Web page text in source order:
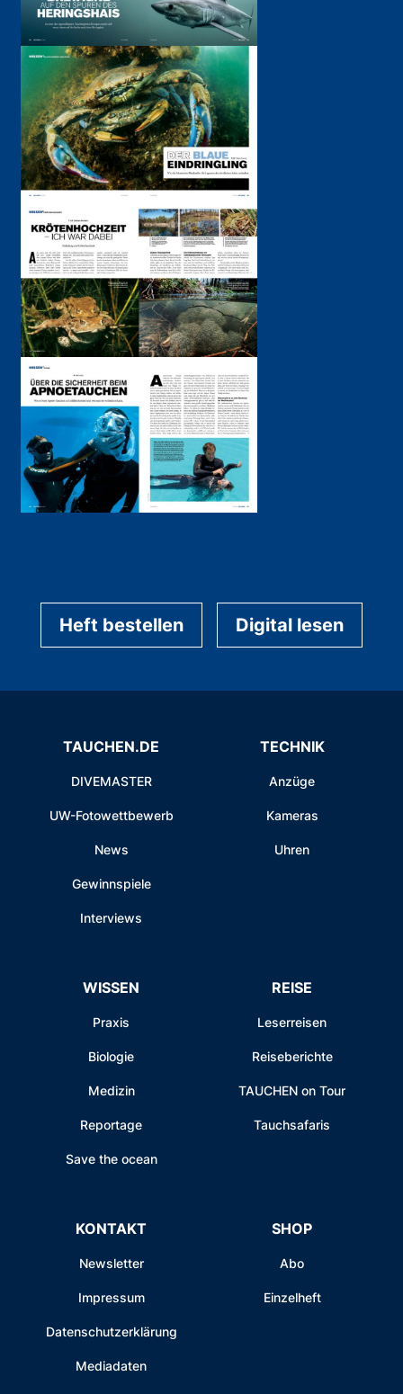
Heft bestellen Digital lesen
TAUCHEN.DE
DIVEMASTER
UW-Fotowettbewerb
News
Gewinnspiele
Interviews
TECHNIK
Anzüge
Kameras
Uhren
WISSEN
Praxis
Biologie
Medizin
Reportage
Save the ocean
REISE
Leserreisen
Reiseberichte
TAUCHEN on Tour
Tauchsafaris
KONTAKT
Newsletter
Impressum
Datenschutzerklärung
Mediadaten
SHOP
Abo
Einzelheft